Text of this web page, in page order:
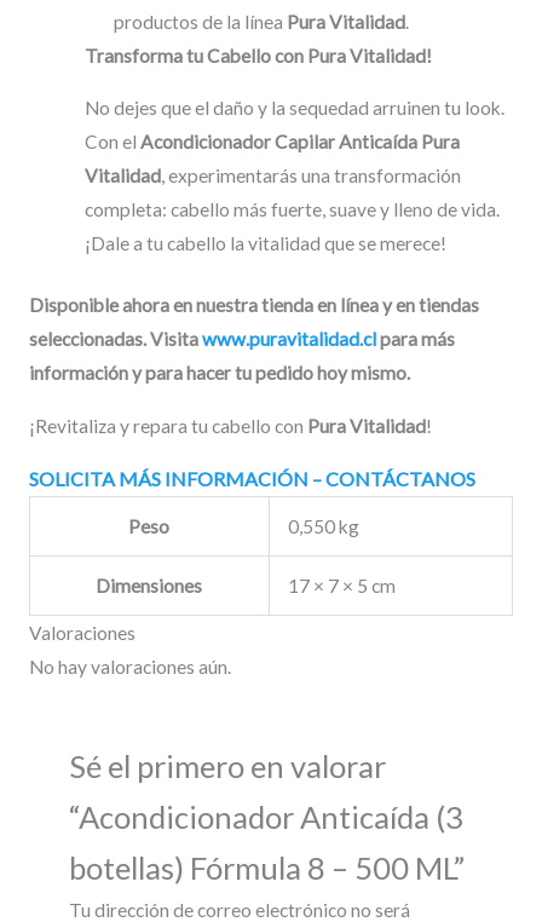
productos de la línea Pura Vitalidad.
Transforma tu Cabello con Pura Vitalidad!
No dejes que el daño y la sequedad arruinen tu look.
Con elAcondicionador Capilar Anticaída Pura
Vitalidad, experimentarás una transformación
completa: cabello más fuerte, suave y lleno de vida.
¡Dale a tu cabello la vitalidad que se merece!
Disponible ahora en nuestra tienda en línea y en tiendas
seleccionadas. Visitawww.puravitalidad.clpara más
información y para hacer tu pedido hoy mismo.
¡Revitaliza y repara tu cabello con Pura Vitalidad!
SOLICITA MÁS INFORMACIÓN – CONTÁCTANOS
Peso 0,550 kg
Dimensiones 17 × 7 × 5 cm
Valoraciones
No hay valoraciones aún.
Sé el primero en valorar
“Acondicionador Anticaída (3
botellas) Fórmula 8 – 500 ML”
Tu dirección de correo electrónico no será